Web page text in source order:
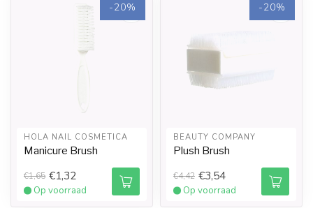
-20%
HOLA NAIL COSMETICA
Manicure Brush
€1,65 €1,32
Op voorraad
-20%
BEAUTY COMPANY
Plush Brush
€4,42 €3,54
Op voorraad